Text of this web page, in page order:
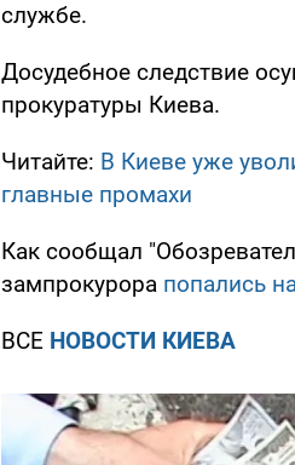
службе.
Досудебное следствие
прокуратуры Киева.
Читайте: В Киеве уже
главные промахи
Как сообщал
зампрокурора попались
ВСЕ НОВОСТИ КИЕВА